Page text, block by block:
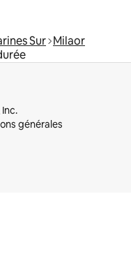
Sur Milaor
générales